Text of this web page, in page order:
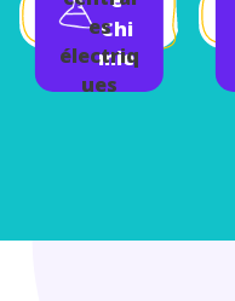
Chi
mie
es
électriq
ues